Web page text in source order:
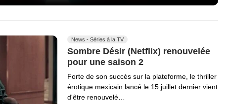
News - Séries à la TV
Sombre Désir (Netflix) renouvelée
pour une saison 2
Forte de son succès sur la plateforme, le thriller
érotique mexicain lancé le 15 juillet dernier vient
d'être renouvelé…